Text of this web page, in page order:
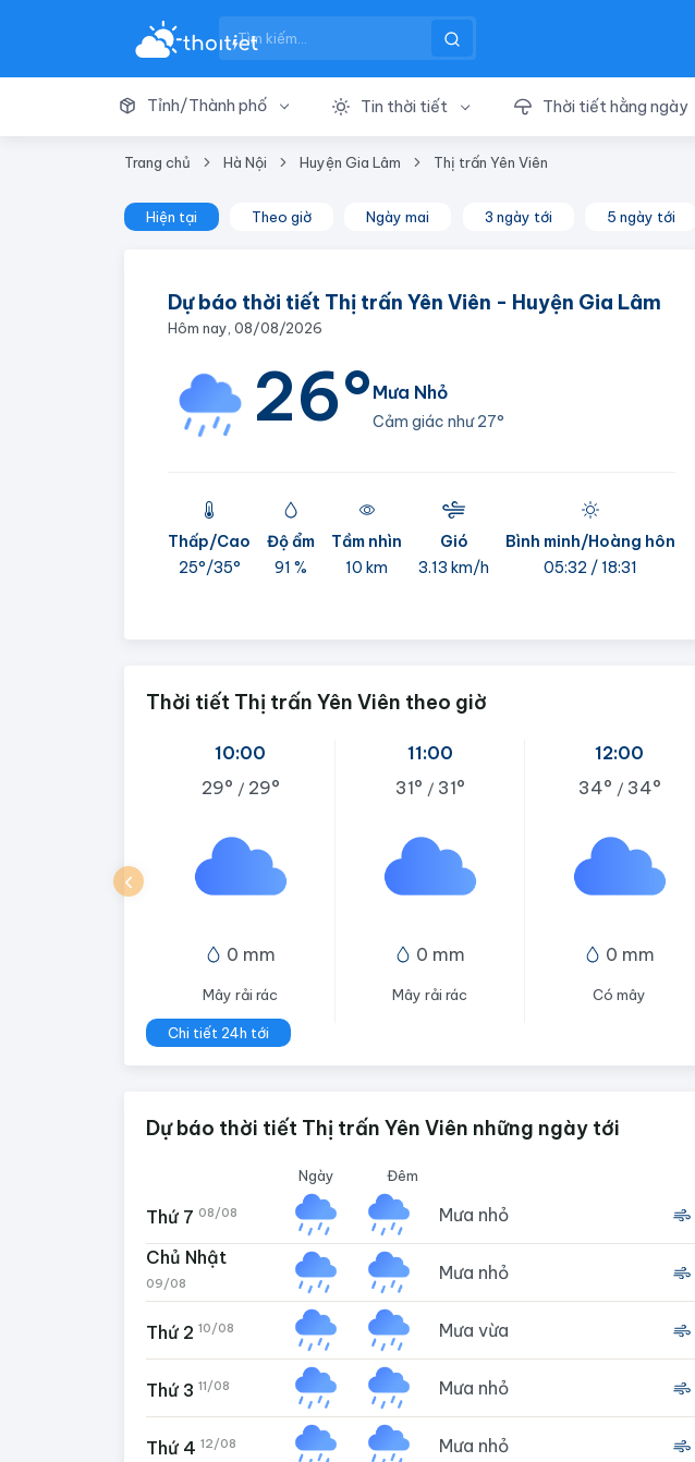
Tỉnh/Thành phố Tin thời tiết Thời tiết hằng ngày
Trang chủ Hà Nội Huyện Gia Lâm Thị trấn Yên Viên
Hiện tại Theo giờ Ngày mai 3 ngày tới 5 ngày tới
Dự báo thời tiết Thị trấn Yên Viên - Huyện Gia Lâm
Hôm nay, 08/08/2026
26° Mưa Nhỏ
Cảm giác như27°
Thấp/Cao
25°/35°
Độ ẩm
91 %
Tầm nhìn
10 km
Gió
3.13 km/h
Bình minh/Hoàng hôn
05:32 / 18:31
Thời tiết Thị trấn Yên Viên theo giờ
10:00
29° / 29°
0 mm
Mây rải rác
11:00
31° / 31°
0 mm
Mây rải rác
12:00
34° / 34°
0 mm
Có mây
Chi tiết 24h tới
Dự báo thời tiết Thị trấn Yên Viên những ngày tới
Ngày Đêm
Thứ 7 08/08 Mưa nhỏ
Chủ Nhật
09/08 Mưa nhỏ
Thứ 2 10/08 Mưa vừa
Thứ 3 11/08 Mưa nhỏ
Thứ 4 12/08 Mưa nhỏ